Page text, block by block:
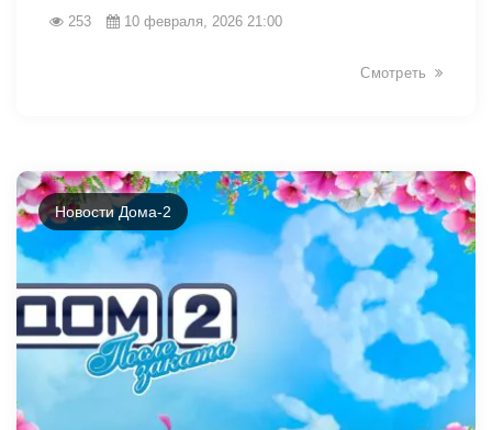
253 10 февраля, 2026 21:00
Смотреть
Новости Дома-2